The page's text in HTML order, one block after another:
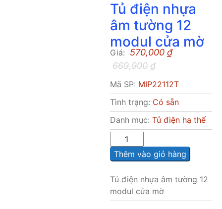
Tủ điện nhựa
âm tường 12
modul cửa mờ
Giá: 570,000 ₫
669,900₫
Mã SP: MIP22112T
Tình trạng: Có sẵn
Danh mục: Tủ điện hạ thế
lượng
Thêm vào giỏ hàng
Tủ điện nhựa âm tường 12
modul cửa mờ